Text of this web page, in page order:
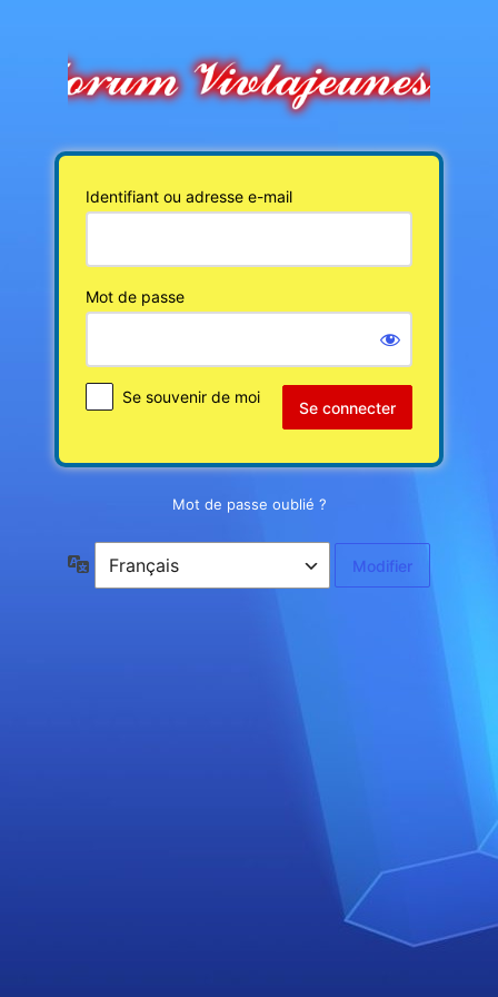
connecter
Identifiant ou adresse e-mail
Mot de passe
Se souvenir de moi
Mot de passe oublié ?
Langue